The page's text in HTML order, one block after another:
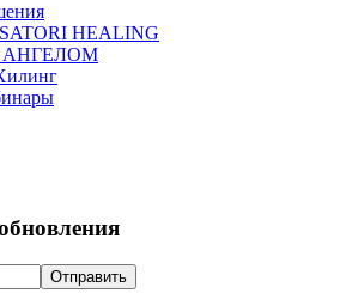
HEALING
АНГЕЛОМ